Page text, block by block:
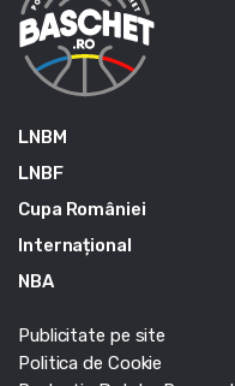
LNBM
LNBF
Cupa României
Internațional
NBA
Publicitate pe site
Politica de Cookie